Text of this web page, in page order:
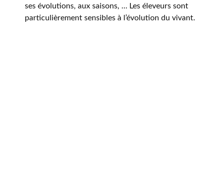
ses évolutions, aux saisons, … Les éleveurs sont
particulièrement sensibles à l’évolution du vivant.